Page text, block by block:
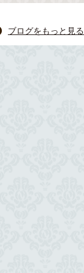
ブログをもっと見る